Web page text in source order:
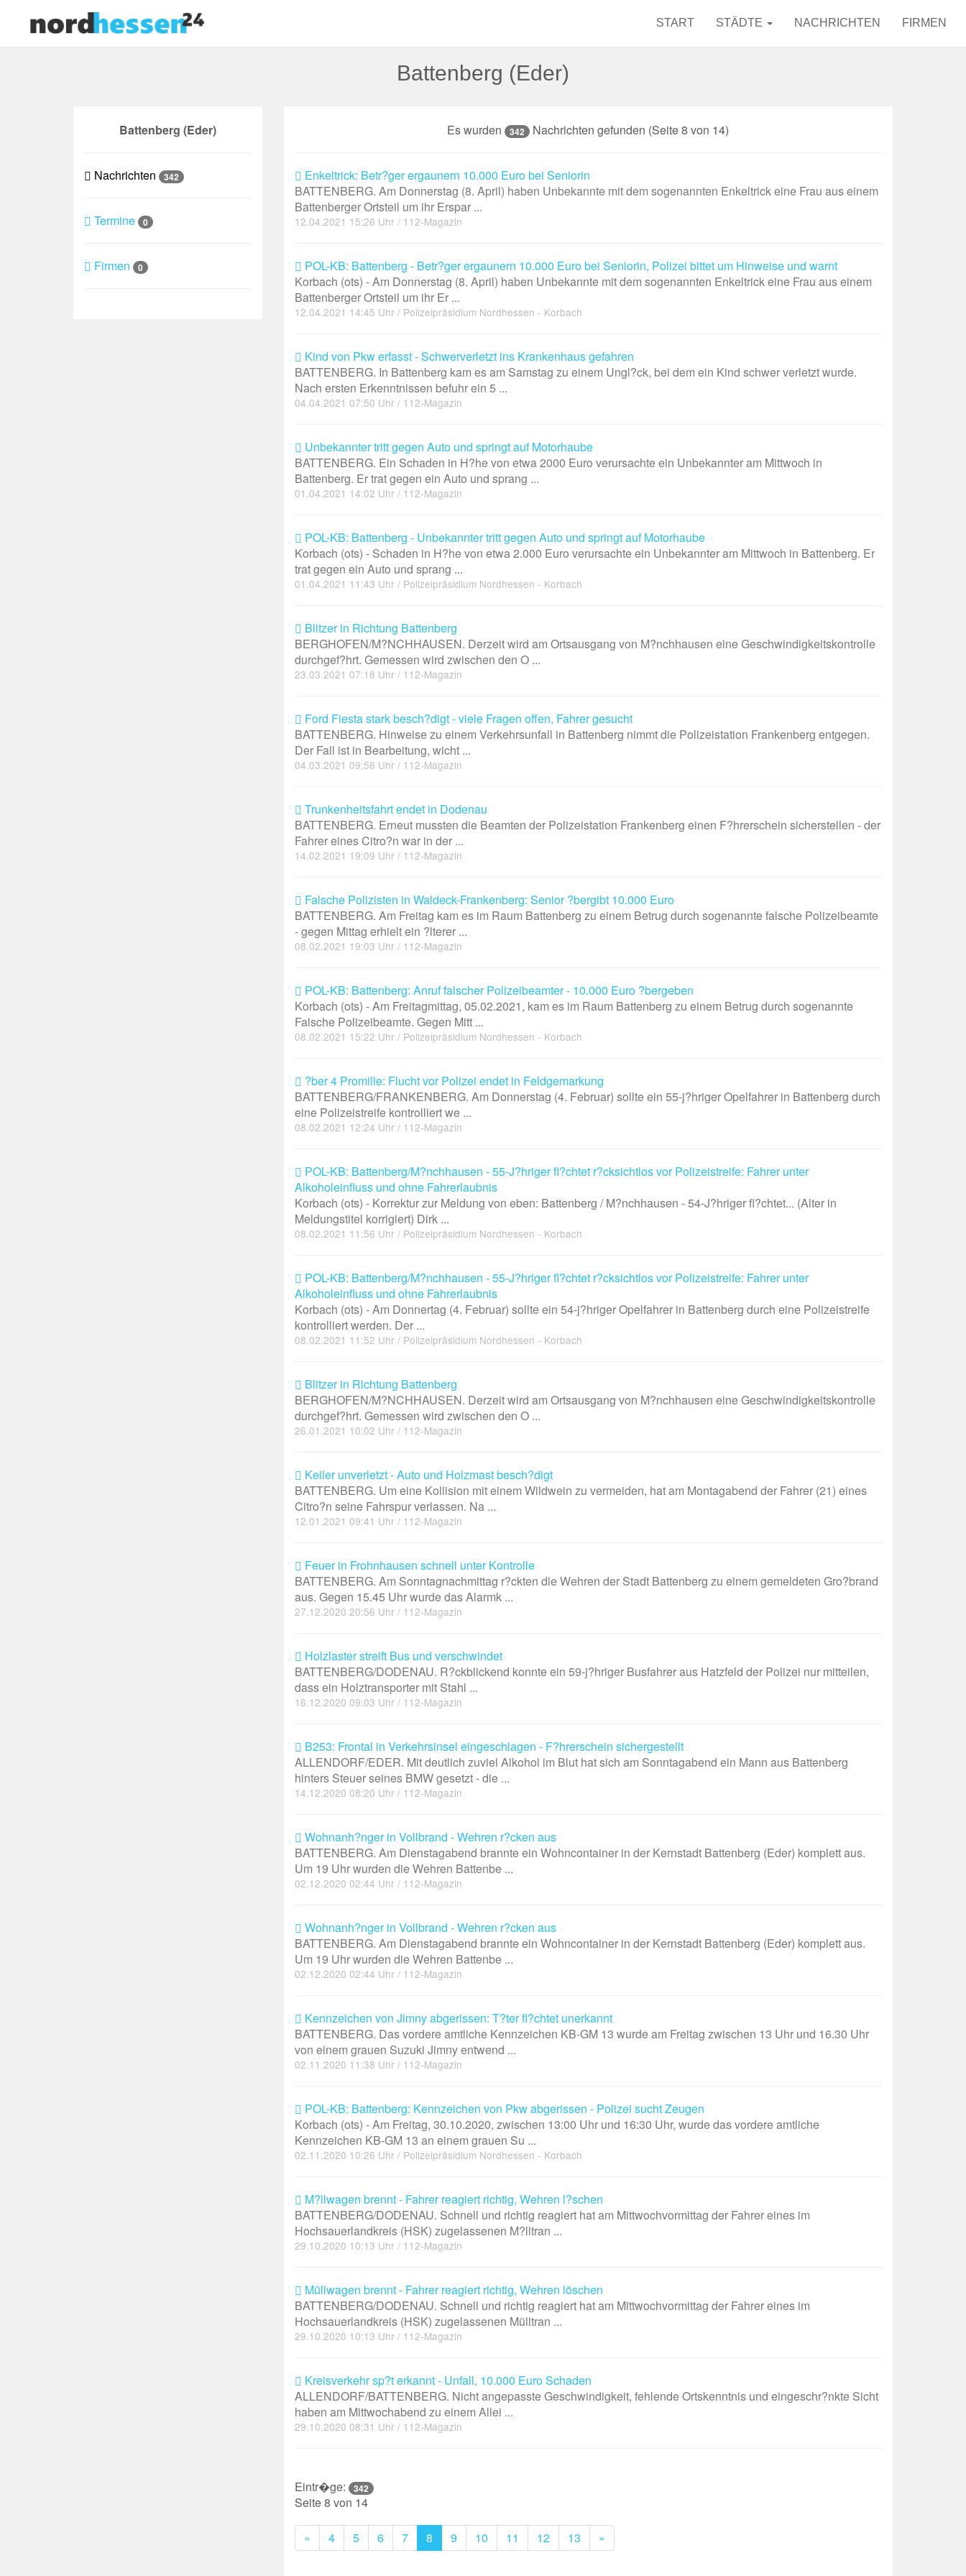
START STÄDTE NACHRICHTEN FIRMEN
Battenberg (Eder)
Battenberg (Eder)
Nachrichten 342
Termine 0
Firmen 0
Es wurden 342 Nachrichten gefunden (Seite 8 von 14)
Enkeltrick: Betr?ger ergaunern 10.000 Euro bei Seniorin
BATTENBERG. Am Donnerstag (8. April) haben Unbekannte mit dem sogenannten Enkeltrick eine Frau aus einem
Battenberger Ortsteil um ihr Erspar ...
12.04.2021 15:26 Uhr / 112-Magazin
POL-KB: Battenberg - Betr?ger ergaunern 10.000 Euro bei Seniorin, Polizei bittet um Hinweise und warnt
Korbach (ots) - Am Donnerstag (8. April) haben Unbekannte mit dem sogenannten Enkeltrick eine Frau aus einem
Battenberger Ortsteil um ihr Er ...
12.04.2021 14:45 Uhr / Polizeipräsidium Nordhessen - Korbach
Kind von Pkw erfasst - Schwerverletzt ins Krankenhaus gefahren
BATTENBERG. In Battenberg kam es am Samstag zu einem Ungl?ck, bei dem ein Kind schwer verletzt wurde.
Nach ersten Erkenntnissen befuhr ein 5 ...
04.04.2021 07:50 Uhr / 112-Magazin
Unbekannter tritt gegen Auto und springt auf Motorhaube
BATTENBERG. Ein Schaden in H?he von etwa 2000 Euro verursachte ein Unbekannter am Mittwoch in
Battenberg. Er trat gegen ein Auto und sprang ...
01.04.2021 14:02 Uhr / 112-Magazin
POL-KB: Battenberg - Unbekannter tritt gegen Auto und springt auf Motorhaube
Korbach (ots) - Schaden in H?he von etwa 2.000 Euro verursachte ein Unbekannter am Mittwoch in Battenberg. Er
trat gegen ein Auto und sprang ...
01.04.2021 11:43 Uhr / Polizeipräsidium Nordhessen - Korbach
Blitzer in Richtung Battenberg
BERGHOFEN/M?NCHHAUSEN. Derzeit wird am Ortsausgang von M?nchhausen eine Geschwindigkeitskontrolle
durchgef?hrt. Gemessen wird zwischen den O ...
23.03.2021 07:18 Uhr / 112-Magazin
Ford Fiesta stark besch?digt - viele Fragen offen, Fahrer gesucht
BATTENBERG. Hinweise zu einem Verkehrsunfall in Battenberg nimmt die Polizeistation Frankenberg entgegen.
Der Fall ist in Bearbeitung, wicht ...
04.03.2021 09:56 Uhr / 112-Magazin
Trunkenheitsfahrt endet in Dodenau
BATTENBERG. Erneut mussten die Beamten der Polizeistation Frankenberg einen F?hrerschein sicherstellen - der
Fahrer eines Citro?n war in der ...
14.02.2021 19:09 Uhr / 112-Magazin
Falsche Polizisten in Waldeck-Frankenberg: Senior ?bergibt 10.000 Euro
BATTENBERG. Am Freitag kam es im Raum Battenberg zu einem Betrug durch sogenannte falsche Polizeibeamte
- gegen Mittag erhielt ein ?lterer ...
08.02.2021 19:03 Uhr / 112-Magazin
POL-KB: Battenberg: Anruf falscher Polizeibeamter - 10.000 Euro ?bergeben
Korbach (ots) - Am Freitagmittag, 05.02.2021, kam es im Raum Battenberg zu einem Betrug durch sogenannte
Falsche Polizeibeamte. Gegen Mitt ...
08.02.2021 15:22 Uhr / Polizeipräsidium Nordhessen - Korbach
?ber 4 Promille: Flucht vor Polizei endet in Feldgemarkung
BATTENBERG/FRANKENBERG. Am Donnerstag (4. Februar) sollte ein 55-j?hriger Opelfahrer in Battenberg durch
eine Polizeistreife kontrolliert we ...
08.02.2021 12:24 Uhr / 112-Magazin
POL-KB: Battenberg/M?nchhausen - 55-J?hriger fl?chtet r?cksichtlos vor Polizeistreife: Fahrer unter
Alkoholeinfluss und ohne Fahrerlaubnis
Korbach (ots) - Korrektur zur Meldung von eben: Battenberg / M?nchhausen - 54-J?hriger fl?chtet... (Alter in
Meldungstitel korrigiert) Dirk ...
08.02.2021 11:56 Uhr / Polizeipräsidium Nordhessen - Korbach
POL-KB: Battenberg/M?nchhausen - 55-J?hriger fl?chtet r?cksichtlos vor Polizeistreife: Fahrer unter
Alkoholeinfluss und ohne Fahrerlaubnis
Korbach (ots) - Am Donnertag (4. Februar) sollte ein 54-j?hriger Opelfahrer in Battenberg durch eine Polizeistreife
kontrolliert werden. Der ...
08.02.2021 11:52 Uhr / Polizeipräsidium Nordhessen - Korbach
Blitzer in Richtung Battenberg
BERGHOFEN/M?NCHHAUSEN. Derzeit wird am Ortsausgang von M?nchhausen eine Geschwindigkeitskontrolle
durchgef?hrt. Gemessen wird zwischen den O ...
26.01.2021 10:02 Uhr / 112-Magazin
Keiler unverletzt - Auto und Holzmast besch?digt
BATTENBERG. Um eine Kollision mit einem Wildwein zu vermeiden, hat am Montagabend der Fahrer (21) eines
Citro?n seine Fahrspur verlassen. Na ...
12.01.2021 09:41 Uhr / 112-Magazin
Feuer in Frohnhausen schnell unter Kontrolle
BATTENBERG. Am Sonntagnachmittag r?ckten die Wehren der Stadt Battenberg zu einem gemeldeten Gro?brand
aus. Gegen 15.45 Uhr wurde das Alarmk ...
27.12.2020 20:56 Uhr / 112-Magazin
Holzlaster streift Bus und verschwindet
BATTENBERG/DODENAU. R?ckblickend konnte ein 59-j?hriger Busfahrer aus Hatzfeld der Polizei nur mitteilen,
dass ein Holztransporter mit Stahl ...
16.12.2020 09:03 Uhr / 112-Magazin
B253: Frontal in Verkehrsinsel eingeschlagen - F?hrerschein sichergestellt
ALLENDORF/EDER. Mit deutlich zuviel Alkohol im Blut hat sich am Sonntagabend ein Mann aus Battenberg
hinters Steuer seines BMW gesetzt - die ...
14.12.2020 08:20 Uhr / 112-Magazin
Wohnanh?nger in Vollbrand - Wehren r?cken aus
BATTENBERG. Am Dienstagabend brannte ein Wohncontainer in der Kernstadt Battenberg (Eder) komplett aus.
Um 19 Uhr wurden die Wehren Battenbe ...
02.12.2020 02:44 Uhr / 112-Magazin
Wohnanh?nger in Vollbrand - Wehren r?cken aus
BATTENBERG. Am Dienstagabend brannte ein Wohncontainer in der Kernstadt Battenberg (Eder) komplett aus.
Um 19 Uhr wurden die Wehren Battenbe ...
02.12.2020 02:44 Uhr / 112-Magazin
Kennzeichen von Jimny abgerissen: T?ter fl?chtet unerkannt
BATTENBERG. Das vordere amtliche Kennzeichen KB-GM 13 wurde am Freitag zwischen 13 Uhr und 16.30 Uhr
von einem grauen Suzuki Jimny entwend ...
02.11.2020 11:38 Uhr / 112-Magazin
POL-KB: Battenberg: Kennzeichen von Pkw abgerissen - Polizei sucht Zeugen
Korbach (ots) - Am Freitag, 30.10.2020, zwischen 13:00 Uhr und 16:30 Uhr, wurde das vordere amtliche
Kennzeichen KB-GM 13 an einem grauen Su ...
02.11.2020 10:26 Uhr / Polizeipräsidium Nordhessen - Korbach
M?llwagen brennt - Fahrer reagiert richtig, Wehren l?schen
BATTENBERG/DODENAU. Schnell und richtig reagiert hat am Mittwochvormittag der Fahrer eines im
Hochsauerlandkreis (HSK) zugelassenen M?lltran ...
29.10.2020 10:13 Uhr / 112-Magazin
Müllwagen brennt - Fahrer reagiert richtig, Wehren löschen
BATTENBERG/DODENAU. Schnell und richtig reagiert hat am Mittwochvormittag der Fahrer eines im
Hochsauerlandkreis (HSK) zugelassenen Mülltran ...
29.10.2020 10:13 Uhr / 112-Magazin
Kreisverkehr sp?t erkannt - Unfall, 10.000 Euro Schaden
ALLENDORF/BATTENBERG. Nicht angepasste Geschwindigkeit, fehlende Ortskenntnis und eingeschr?nkte Sicht
haben am Mittwochabend zu einem Allei ...
29.10.2020 08:31 Uhr / 112-Magazin
Eintr�ge: 342
Seite 8 von 14
«Previous
4 5 6 7 8 9 10 11 12 13 »Next